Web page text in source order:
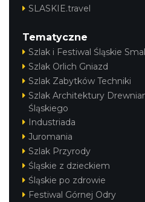
SLASKIE.travel
Tematyczne
Szlak i Festiwal Śląskie
Szlak Orlich Gniazd
Szlak Zabytków Techniki
Szlak Architektury
Śląskiego
Industriada
Juromania
Szlak Przyrody
Śląskie z dzieckiem
Śląskie po zdrowie
Festiwal Górnej Odry